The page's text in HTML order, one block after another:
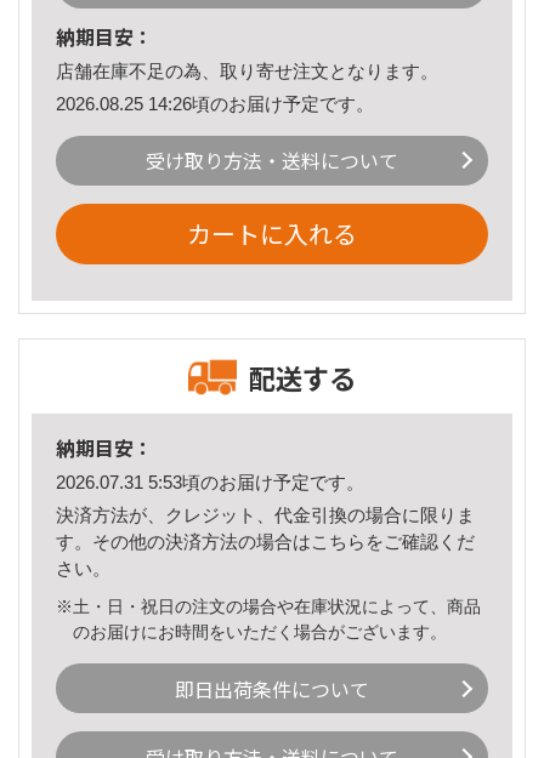
納期目安：
店舗在庫不足の為、取り寄せ注文となります。
2026.08.25 14:26頃のお届け予定です。
受け取り方法・送料について
カートに入れる
配送する
納期目安：
2026.07.31 5:53頃のお届け予定です。
決済方法が、クレジット、代金引換の場合に限りま
す。その他の決済方法の場合はこちら をご確認くだ
さい。
※土・日・祝日の注文の場合や在庫状況によって、商品
のお届けにお時間をいただく場合がございます。
即日出荷条件について